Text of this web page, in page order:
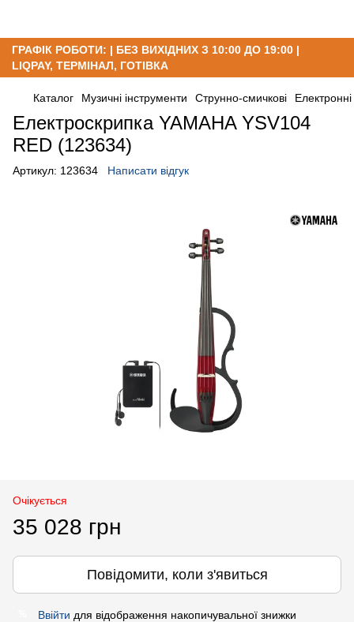
ГРАФІК РОБОТИ: | БЕЗ ВИХІДНИХ З 10:00 ДО 19:00 |
LIQPAY, ТЕРМІНАЛ, ГОТІВКА
Каталог Музичні інструменти Струнно-смичкові
Електроскрипка YAMAHA YSV104
RED (123634)
Артикул: 123634 Написати відгук
Очікується
35 028 грн
Повідомити, коли з'явиться
Ввійти для відображення накопичувальної знижки